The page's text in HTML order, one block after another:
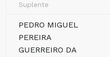
Suplente
PEDRO MIGUEL
PEREIRA
GUERREIRO DA